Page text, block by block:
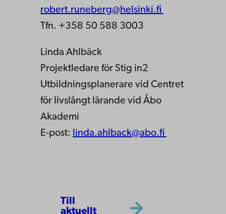
robert.runeberg@helsinki.fi
Tfn. +358 50 588 3003
Linda Ahlbäck
Projektledare för Stig in2
Utbildningsplanerare vid Centret
för livslångt lärande vid Åbo
Akademi
E-post: linda.ahlback@abo.fi
Till
aktuellt